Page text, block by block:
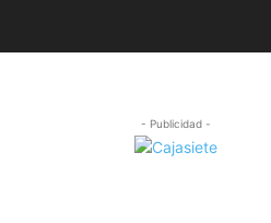
- Publicidad -